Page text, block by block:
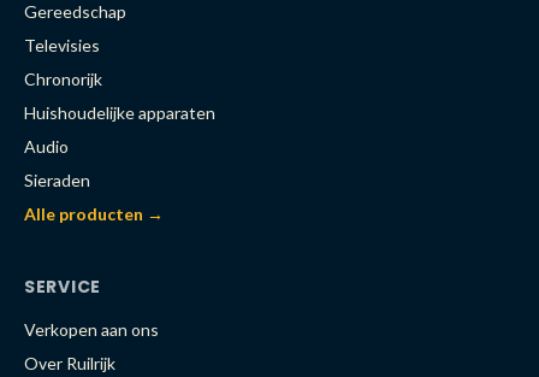
Gereedschap
Televisies
Chronorijk
Huishoudelijke apparaten
Audio
Sieraden
Alle producten →
SERVICE
Verkopen aan ons
Over Ruilrijk